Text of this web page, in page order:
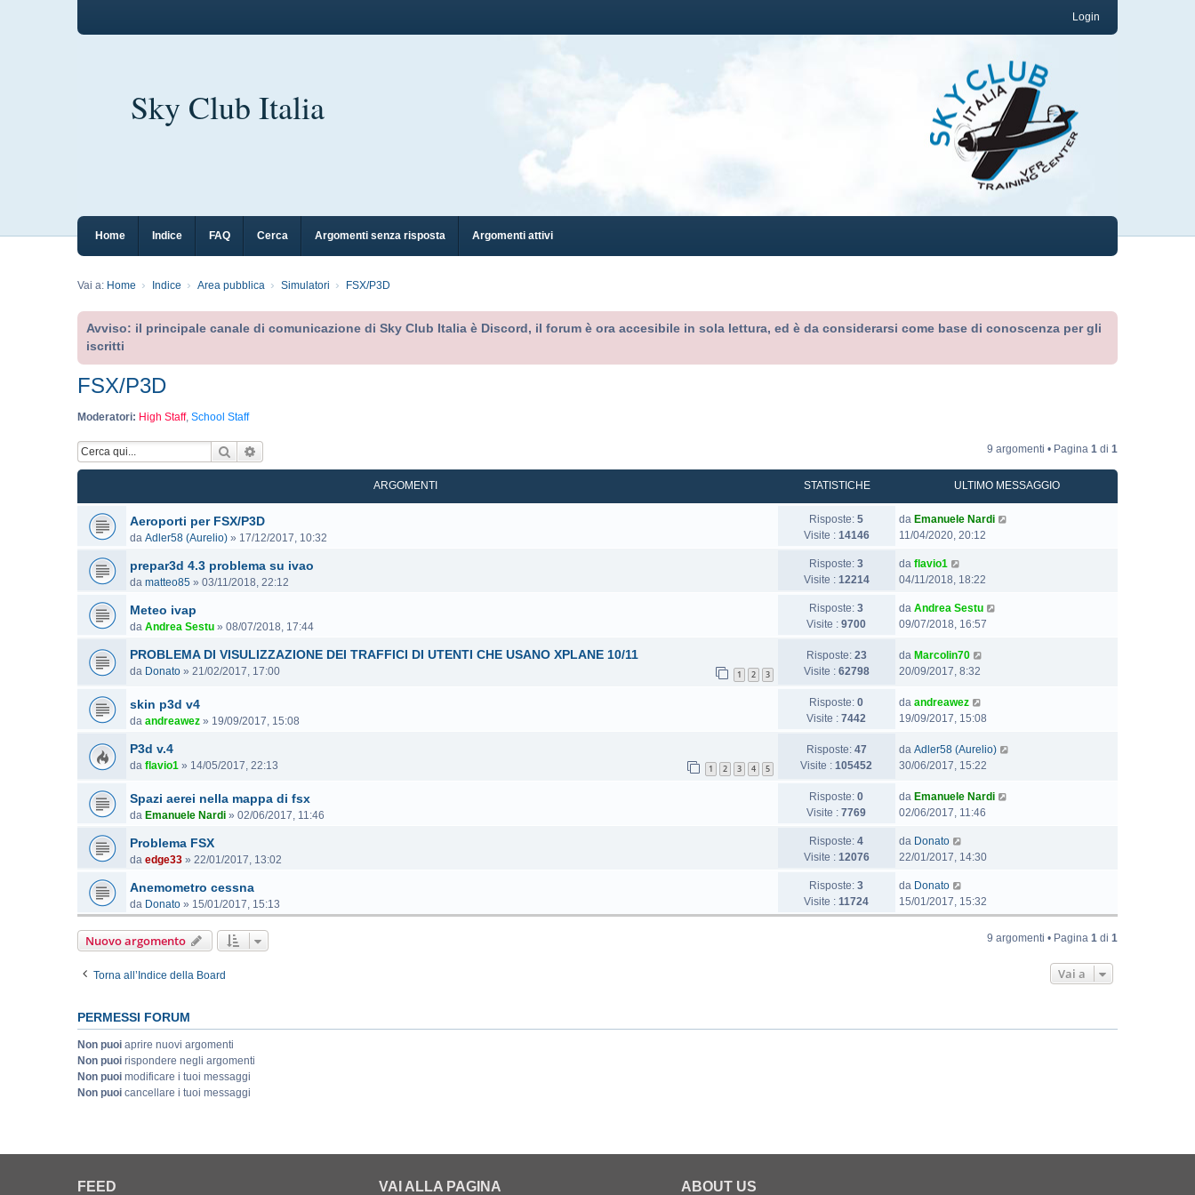
Login
Sky Club Italia
Home Indice FAQ Cerca Argomenti senza risposta Argomenti attivi
Vai a: Home Indice Area pubblica Simulatori FSX/P3D
Avviso: il principale canale di comunicazione di Sky Club Italia è Discord, il forum è ora accesibile in sola lettura, ed è da considerarsi come base di conoscenza per gli
iscritti
FSX/P3D
Moderatori: High Staff, School Staff
Cerca 9 argomenti • Pagina 1 di 1
ARGOMENTI STATISTICHE ULTIMO MESSAGGIO
Aeroporti per FSX/P3D
da Adler58 (Aurelio) » 17/12/2017, 10:32
Risposte: 5
Visite : 14146
da Emanuele Nardi
11/04/2020, 20:12
prepar3d 4.3 problema su ivao
da matteo85 » 03/11/2018, 22:12
Risposte: 3
Visite : 12214
da flavio1
04/11/2018, 18:22
Meteo ivap
da Andrea Sestu » 08/07/2018, 17:44
Risposte: 3
Visite : 9700
da Andrea Sestu
09/07/2018, 16:57
PROBLEMA DI VISULIZZAZIONE DEI TRAFFICI DI UTENTI CHE USANO XPLANE 10/11
da Donato » 21/02/2017, 17:00 1 2 3
Risposte: 23
Visite : 62798
da Marcolin70
20/09/2017, 8:32
skin p3d v4
da andreawez » 19/09/2017, 15:08
Risposte: 0
Visite : 7442
da andreawez
19/09/2017, 15:08
P3d v.4
da flavio1 » 14/05/2017, 22:13 1 2 3 4 5
Risposte: 47
Visite : 105452
da Adler58 (Aurelio)
30/06/2017, 15:22
Spazi aerei nella mappa di fsx
da Emanuele Nardi » 02/06/2017, 11:46
Risposte: 0
Visite : 7769
da Emanuele Nardi
02/06/2017, 11:46
Problema FSX
da edge33 » 22/01/2017, 13:02
Risposte: 4
Visite : 12076
da Donato
22/01/2017, 14:30
Anemometro cessna
da Donato » 15/01/2017, 15:13
Risposte: 3
Visite : 11724
da Donato
15/01/2017, 15:32
Nuovo argomento 9 argomenti • Pagina 1 di 1
Torna all’Indice della Board Vai a
PERMESSI FORUM
Non puoi aprire nuovi argomenti
Non puoi rispondere negli argomenti
Non puoi modificare i tuoi messaggi
Non puoi cancellare i tuoi messaggi
FEED VAI ALLA PAGINA ABOUT US